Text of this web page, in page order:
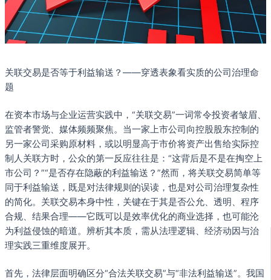
关联交易是否等于利益输送？——穿透表象看实质的公司治理命
题
在资本市场与企业运营实践中，“关联交易”一词常令投资者皱眉、
监管者警觉、媒体频频聚焦。当一家上市公司向控股股东控制的
另一家公司采购原材料，或以明显高于市价将资产出售给实际控
制人关联方时，公众的第一反应往往是：“这背后是不是在掏空上
市公司？”“是否存在隐蔽的利益输送？”然而，将关联交易简单等
同于利益输送，既是对法律规则的误读，也是对公司治理复杂性
的简化。关联交易本身中性，关键在于其是否公允、透明、程序
合规、结果合理——它既可以是效率优化的商业选择，也可能沦
为利益侵蚀的暗道。辨析其本质，需从法理逻辑、经济动因与治
理实践三重维度展开。
首先，法律层面明确区分“合法关联交易”与“非法利益输送”。我国